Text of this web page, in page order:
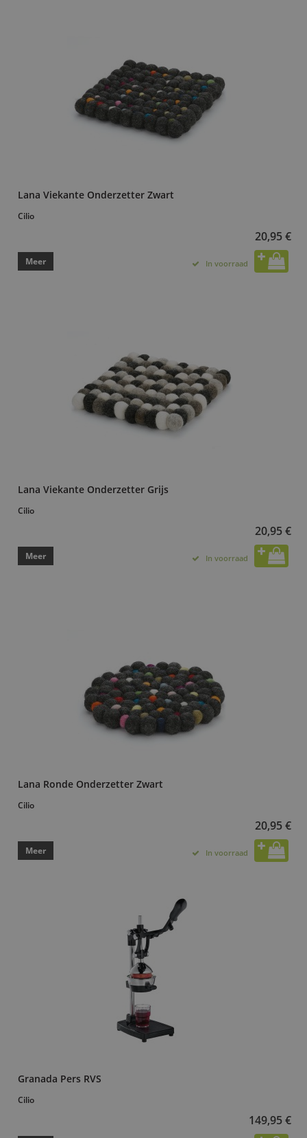
Lana Viekante Onderzetter Zwart
Cilio
20,95 €
Meer In voorraad
Lana Viekante Onderzetter Grijs
Cilio
20,95 €
Meer In voorraad
Lana Ronde Onderzetter Zwart
Cilio
20,95 €
Meer In voorraad
Granada Pers RVS
Cilio
149,95 €